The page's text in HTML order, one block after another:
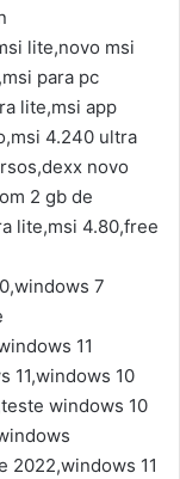
lite,novo msi
para pc
lite,msi app
4.240 ultra
novo
2 gb de
lite,msi 4.80,free
7
11
11,windows 10
windows 10
2022,windows 11